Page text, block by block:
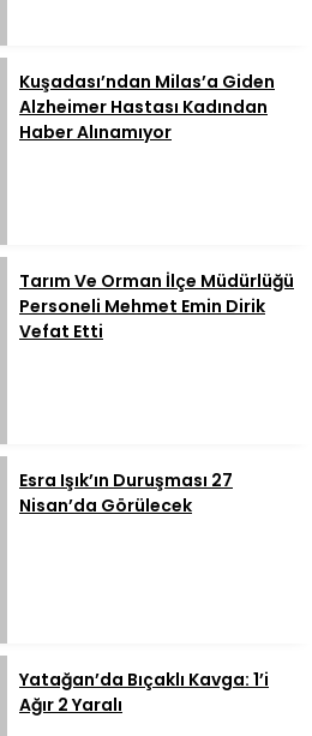
Kuşadası’ndan Milas’a Giden
Alzheimer Hastası Kadından
Haber Alınamıyor
Tarım Ve Orman İlçe Müdürlüğü
Personeli Mehmet Emin Dirik
Vefat Etti
Esra Işık’ın Duruşması 27
Nisan’da Görülecek
Yatağan’da Bıçaklı Kavga: 1’i
Ağır 2 Yaralı